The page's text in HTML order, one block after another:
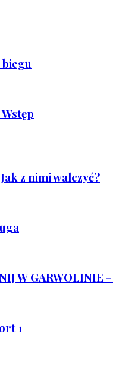
z nimi walczyć?
W GARWOLINIE
1